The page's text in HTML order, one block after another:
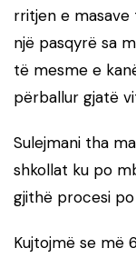
rritjen e
një pasqyrë sa
të mesme e
përballur gjatë
Sulejmani tha
shkollat ku po
gjithë procesi
Kujtojmë se më